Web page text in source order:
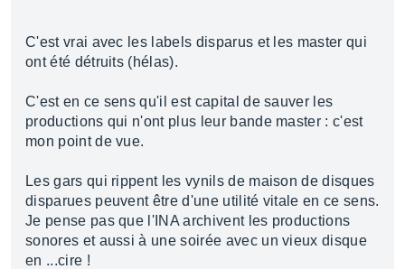
C'est vrai avec les labels disparus et les master qui
ont été détruits (hélas).
C'est en ce sens qu'il est capital de sauver les
productions qui n'ont plus leur bande master : c'est
mon point de vue.
Les gars qui rippent les vynils de maison de disques
disparues peuvent être d'une utilité vitale en ce sens.
Je pense pas que l'INA archivent les productions
sonores et aussi à une soirée avec un vieux disque
en ...cire !